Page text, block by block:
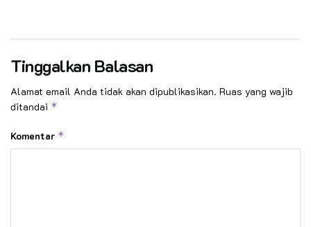
Tinggalkan Balasan
Alamat email Anda tidak akan dipublikasikan. Ruas yang wajib
ditandai *
Komentar *